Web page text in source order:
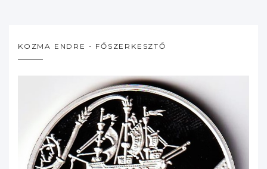
KOZMA ENDRE - FŐSZERKESZTŐ